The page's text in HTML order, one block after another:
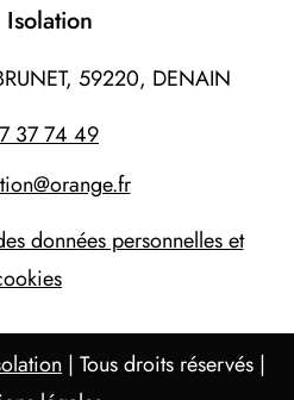
Isolation
59220, DENAIN
37 74 49
données personnelles et
| Tous droits réservés |